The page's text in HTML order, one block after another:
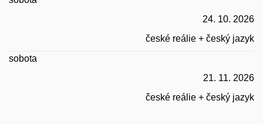
24. 10. 2026
české reálie + český jazyk
sobota
21. 11. 2026
české reálie + český jazyk